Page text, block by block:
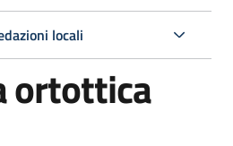
locali
ortottica